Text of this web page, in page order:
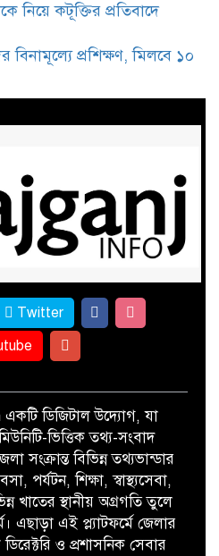
হাসান মাহমুদকে নিয়ে
প্রতিবাদে সিরাজগঞ্জে বিক্ষোভ
নিয়ে কটূক্তির প্রতিবাদে
বিনামূল্যে প্রশিক্ষণ, মিলবে ১০
Twitter
ডিজিটাল উদ্যোগ, যা
ভিত্তিক তথ্য-সংবাদ
সংক্রান্ত বিভিন্ন তথ্যভান্ডার
পর্যটন, শিক্ষা, স্বাস্থ্যসেবা,
খাতের স্থানীয় অগ্রগতি তুলে
এছাড়া এই প্ল্যাটফর্মে জেলার
ডিরেক্টরি ও প্রশাসনিক সেবার